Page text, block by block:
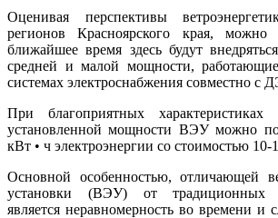
Оценивая перспективы
регионов Красноярского края,
ближайшее время здесь будут
средней и малой мощности,
системах электроснабжения совместно с
При благоприятных
установленной мощности ВЭУ можно
кВт • ч электроэнергии со стоимостью 10-
Основной особенностью, отличающей
установки (ВЭУ) от традиционных
является неравномерность во времени и